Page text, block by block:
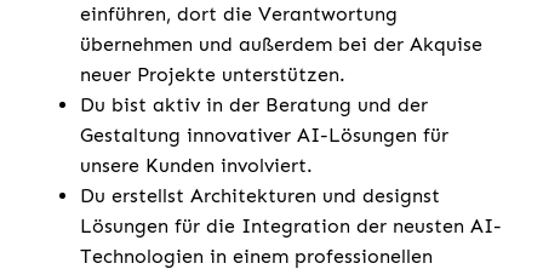
einführen, dort die Verantwortung
übernehmen und außerdem bei der Akquise
neuer Projekte unterstützen.
Du bist aktiv in der Beratung und der
Gestaltung innovativer AI-Lösungen für
unsere Kunden involviert.
Du erstellst Architekturen und designst
Lösungen für die Integration der neusten AI-
Technologien in einem professionellen